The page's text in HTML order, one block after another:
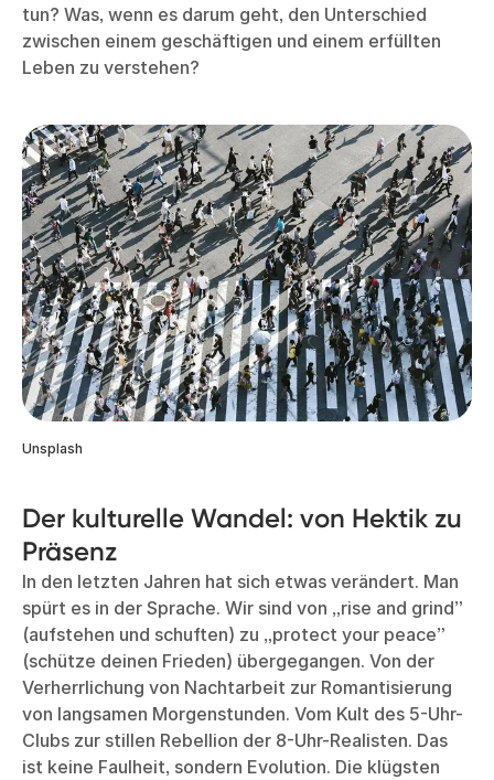
tun? Was, wenn es darum geht, den Unterschied
zwischen einem geschäftigen und einem erfüllten
Leben zu verstehen?
Unsplash
Der kulturelle Wandel: von Hektik zu
Präsenz
In den letzten Jahren hat sich etwas verändert. Man
spürt es in der Sprache. Wir sind von „rise and grind”
(aufstehen und schuften) zu „protect your peace”
(schütze deinen Frieden) übergegangen. Von der
Verherrlichung von Nachtarbeit zur Romantisierung
von langsamen Morgenstunden. Vom Kult des 5-Uhr-
Clubs zur stillen Rebellion der 8-Uhr-Realisten. Das
ist keine Faulheit, sondern Evolution. Die klügsten